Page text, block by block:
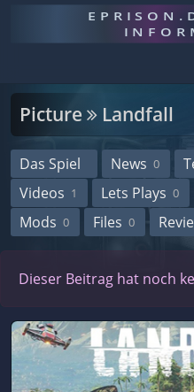
Picture Landfall
Das Spiel News 0
Videos 1 Lets Plays 0
Mods 0 Files 0
Dieser Beitrag hat noch